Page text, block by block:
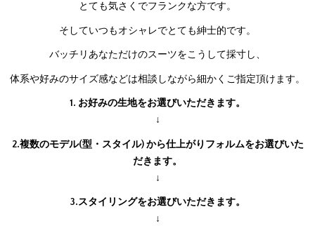
とても気さくでフランクな方です。
そしていつもオシャレでとても紳士的です。
バッチリあなただけのスーツをこうして採寸し、
体系や好みのサイズ感などは相談しながら細かくご指定頂けます。
1. お好みの生地をお選びいただきます。
↓
2.複数のモデル(型・スタイル) から仕上がりフォルムをお選びいた
だきます。
↓
3.スタイリングをお選びいただきます。
↓